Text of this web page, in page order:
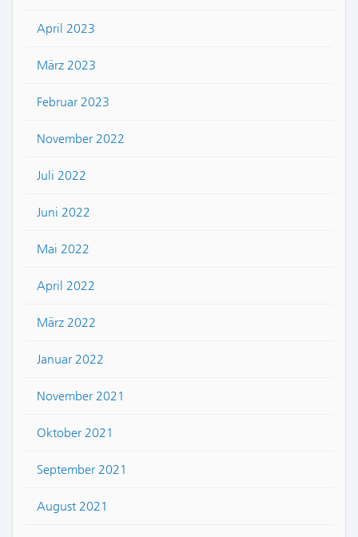
April 2023
März 2023
Februar 2023
November 2022
Juli 2022
Juni 2022
Mai 2022
April 2022
März 2022
Januar 2022
November 2021
Oktober 2021
September 2021
August 2021